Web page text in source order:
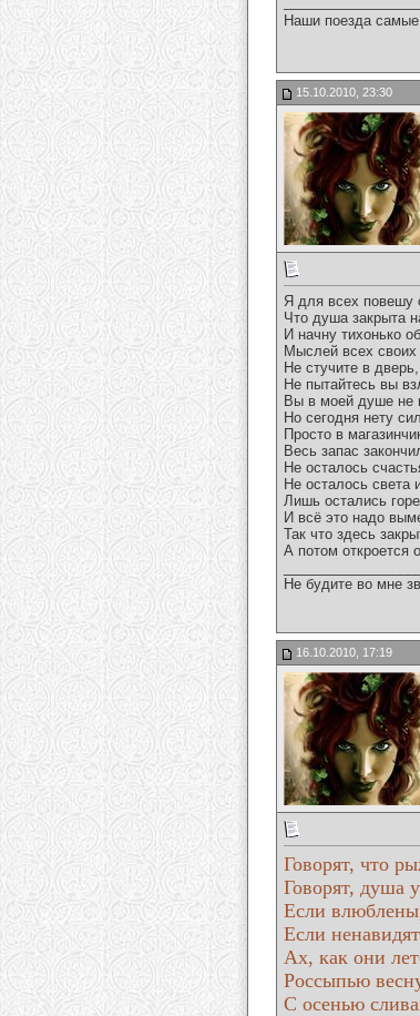
Наши поезда самые
15.10.2010, 23:30
Я для всех повешу
Что душа закрыта
И начну тихонько
Мыслей всех своих
Не стучите в
Не пытайтесь вы
Вы в моей душе не
Но сегодня нету
Просто в
Весь запас
Не осталось
Не осталось света
Лишь остались
И всё это надо
Так что здесь
А потом откроется
Не будите во мне
16.10.2010, 17:19
Говорят, что
Говорят, душа
Если
Если
Ах, как они
Россыпью
С осенью